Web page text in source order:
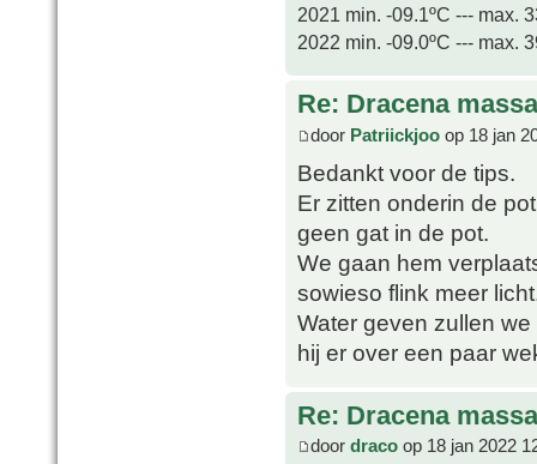
2021 min. -09.1ºC --- max.
2022 min. -09.0ºC --- max.
Re: Dracena
door Patriickjoo op 18 jan
Bedankt voor de tips.
Er zitten onderin de
geen gat in de pot.
We gaan hem
sowieso flink meer
Water geven zullen
hij er over een paar
Re: Dracena
door draco op 18 jan 2022